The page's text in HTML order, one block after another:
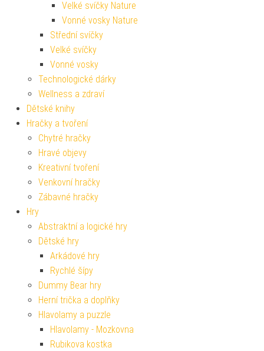
Velké svíčky Nature
Vonné vosky Nature
Střední svíčky
Velké svíčky
Vonné vosky
Technologické dárky
Wellness a zdraví
Dětské knihy
Hračky a tvoření
Chytré hračky
Hravé objevy
Kreativní tvoření
Venkovní hračky
Zábavné hračky
Hry
Abstraktní a logické hry
Dětské hry
Arkádové hry
Rychlé šípy
Dummy Bear hry
Herní trička a doplňky
Hlavolamy a puzzle
Hlavolamy - Mozkovna
Rubikova kostka